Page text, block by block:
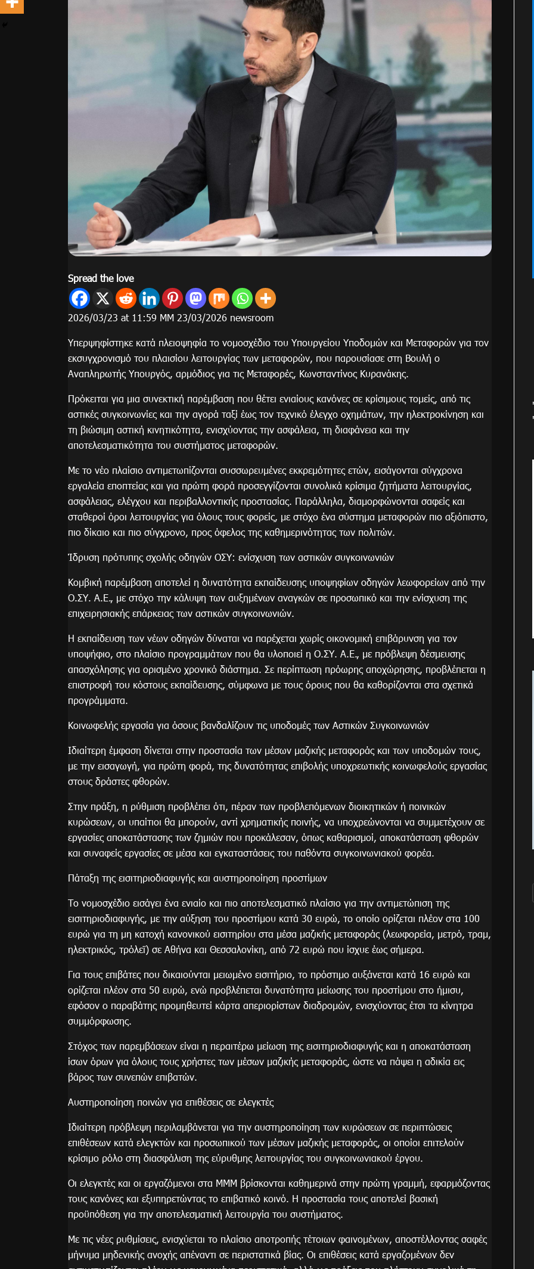
Spread the love
2026/03/23 at 11:59 ΜΜ 23/03/2026 newsroom
Υπερψηφίστηκε κατά πλειοψηφία το νομοσχέδιο του Υπουργείου Υποδομών και Μεταφορών για τον
εκσυγχρονισμό του πλαισίου λειτουργίας των μεταφορών, που παρουσίασε στη Βουλή ο
Αναπληρωτής Υπουργός, αρμόδιος για τις Μεταφορές, Κωνσταντίνος Κυρανάκης.
Πρόκειται για μια συνεκτική παρέμβαση που θέτει ενιαίους κανόνες σε κρίσιμους τομείς, από τις
αστικές συγκοινωνίες και την αγορά ταξί έως τον τεχνικό έλεγχο οχημάτων, την ηλεκτροκίνηση και
τη βιώσιμη αστική κινητικότητα, ενισχύοντας την ασφάλεια, τη διαφάνεια και την
αποτελεσματικότητα του συστήματος μεταφορών.
Με το νέο πλαίσιο αντιμετωπίζονται συσσωρευμένες εκκρεμότητες ετών, εισάγονται σύγχρονα
εργαλεία εποπτείας και για πρώτη φορά προσεγγίζονται συνολικά κρίσιμα ζητήματα λειτουργίας,
ασφάλειας, ελέγχου και περιβαλλοντικής προστασίας. Παράλληλα, διαμορφώνονται σαφείς και
σταθεροί όροι λειτουργίας για όλους τους φορείς, με στόχο ένα σύστημα μεταφορών πιο αξιόπιστο,
πιο δίκαιο και πιο σύγχρονο, προς όφελος της καθημερινότητας των πολιτών.
Ίδρυση πρότυπης σχολής οδηγών ΟΣΥ: ενίσχυση των αστικών συγκοινωνιών
Κομβική παρέμβαση αποτελεί η δυνατότητα εκπαίδευσης υποψηφίων οδηγών λεωφορείων από την
Ο.ΣΥ. Α.Ε., με στόχο την κάλυψη των αυξημένων αναγκών σε προσωπικό και την ενίσχυση της
επιχειρησιακής επάρκειας των αστικών συγκοινωνιών.
Η εκπαίδευση των νέων οδηγών δύναται να παρέχεται χωρίς οικονομική επιβάρυνση για τον
υποψήφιο, στο πλαίσιο προγραμμάτων που θα υλοποιεί η Ο.ΣΥ. Α.Ε., με πρόβλεψη δέσμευσης
απασχόλησης για ορισμένο χρονικό διάστημα. Σε περίπτωση πρόωρης αποχώρησης, προβλέπεται η
επιστροφή του κόστους εκπαίδευσης, σύμφωνα με τους όρους που θα καθορίζονται στα σχετικά
προγράμματα.
Κοινωφελής εργασία για όσους βανδαλίζουν τις υποδομές των Αστικών Συγκοινωνιών
Ιδιαίτερη έμφαση δίνεται στην προστασία των μέσων μαζικής μεταφοράς και των υποδομών τους,
με την εισαγωγή, για πρώτη φορά, της δυνατότητας επιβολής υποχρεωτικής κοινωφελούς εργασίας
στους δράστες φθορών.
Στην πράξη, η ρύθμιση προβλέπει ότι, πέραν των προβλεπόμενων διοικητικών ή ποινικών
κυρώσεων, οι υπαίτιοι θα μπορούν, αντί χρηματικής ποινής, να υποχρεώνονται να συμμετέχουν σε
εργασίες αποκατάστασης των ζημιών που προκάλεσαν, όπως καθαρισμοί, αποκατάσταση φθορών
και συναφείς εργασίες σε μέσα και εγκαταστάσεις του παθόντα συγκοινωνιακού φορέα.
Πάταξη της εισιτηριοδιαφυγής και αυστηροποίηση προστίμων
Το νομοσχέδιο εισάγει ένα ενιαίο και πιο αποτελεσματικό πλαίσιο για την αντιμετώπιση της
εισιτηριοδιαφυγής, με την αύξηση του προστίμου κατά 30 ευρώ, το οποίο ορίζεται πλέον στα 100
ευρώ για τη μη κατοχή κανονικού εισιτηρίου στα μέσα μαζικής μεταφοράς (λεωφορεία, μετρό, τραμ,
ηλεκτρικός, τρόλεϊ) σε Αθήνα και Θεσσαλονίκη, από 72 ευρώ που ίσχυε έως σήμερα.
Για τους επιβάτες που δικαιούνται μειωμένο εισιτήριο, το πρόστιμο αυξάνεται κατά 16 ευρώ και
ορίζεται πλέον στα 50 ευρώ, ενώ προβλέπεται δυνατότητα μείωσης του προστίμου στο ήμισυ,
εφόσον ο παραβάτης προμηθευτεί κάρτα απεριορίστων διαδρομών, ενισχύοντας έτσι τα κίνητρα
συμμόρφωσης.
Στόχος των παρεμβάσεων είναι η περαιτέρω μείωση της εισιτηριοδιαφυγής και η αποκατάσταση
ίσων όρων για όλους τους χρήστες των μέσων μαζικής μεταφοράς, ώστε να πάψει η αδικία εις
βάρος των συνεπών επιβατών.
Αυστηροποίηση ποινών για επιθέσεις σε ελεγκτές
Ιδιαίτερη πρόβλεψη περιλαμβάνεται για την αυστηροποίηση των κυρώσεων σε περιπτώσεις
επιθέσεων κατά ελεγκτών και προσωπικού των μέσων μαζικής μεταφοράς, οι οποίοι επιτελούν
κρίσιμο ρόλο στη διασφάλιση της εύρυθμης λειτουργίας του συγκοινωνιακού έργου.
Οι ελεγκτές και οι εργαζόμενοι στα ΜΜΜ βρίσκονται καθημερινά στην πρώτη γραμμή, εφαρμόζοντας
τους κανόνες και εξυπηρετώντας το επιβατικό κοινό. Η προστασία τους αποτελεί βασική
προϋπόθεση για την αποτελεσματική λειτουργία του συστήματος.
Με τις νέες ρυθμίσεις, ενισχύεται το πλαίσιο αποτροπής τέτοιων φαινομένων, αποστέλλοντας σαφές
μήνυμα μηδενικής ανοχής απέναντι σε περιστατικά βίας. Οι επιθέσεις κατά εργαζομένων δεν